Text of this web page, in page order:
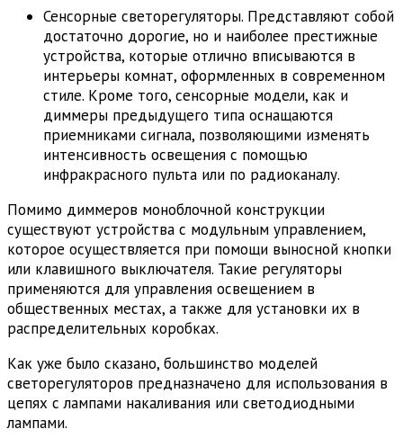
Сенсорные светорегуляторы. Представляют собой
достаточно дорогие, но и наиболее престижные
устройства, которые отлично вписываются в
интерьеры комнат, оформленных в современном
стиле. Кроме того, сенсорные модели, как и
диммеры предыдущего типа оснащаются
приемниками сигнала, позволяющими изменять
интенсивность освещения с помощью
инфракрасного пульта или по радиоканалу.
Помимо диммеров моноблочной конструкции
существуют устройства с модульным управлением,
которое осуществляется при помощи выносной кнопки
или клавишного выключателя. Такие регуляторы
применяются для управления освещением в
общественных местах, а также для установки их в
распределительных коробках.
Как уже было сказано, большинство моделей
светорегуляторов предназначено для использования в
цепях с лампами накаливания или светодиодными
лампами.